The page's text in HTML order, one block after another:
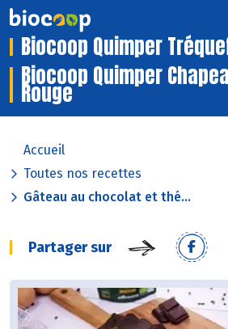
Biocoop Quimper
Biocoop Quimper
Rouge
Accueil
Toutes nos recettes
Gâteau au chocolat et thé...
Partager sur